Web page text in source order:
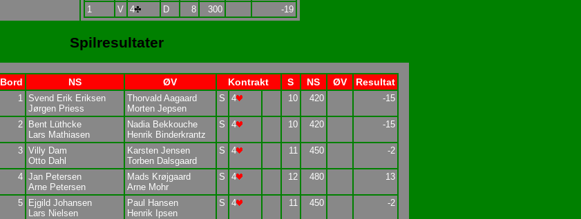
1
V 4 D 8 300 -19
Spilresultater
Bord NS ØV Kontrakt S NS ØV Resultat
1
Svend Erik Eriksen
Jørgen Priess
Thorvald Aagaard
Morten Jepsen
S 4 10 420 -15
2
Bent Lüthcke
Lars Mathiasen
Nadia Bekkouche
Henrik Binderkrantz
S 4 10 420 -15
3 Villy Dam
Otto Dahl
Karsten Jensen
Torben Dalsgaard
S 4 11 450 -2
4 Jan Petersen
Arne Petersen
Mads Krøjgaard
Arne Mohr
S 4 12 480 13
5
Ejgild Johansen
Lars Nielsen
Paul Hansen
Henrik Ipsen
S 4 11 450 -2